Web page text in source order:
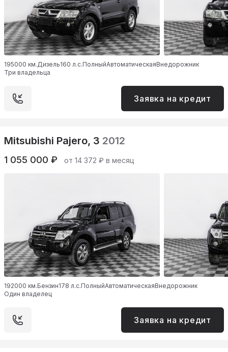
195000 км.Дизель160 л.с.ПолныйАвтоматическаяВнедорожник
Три владельца
Заявка на кредит
Mitsubishi Pajero, 3 2012
1 055 000 ₽ от 14 372 ₽ в месяц
192000 км.Бензин178 л.с.ПолныйАвтоматическаяВнедорожник
Один владелец
Заявка на кредит